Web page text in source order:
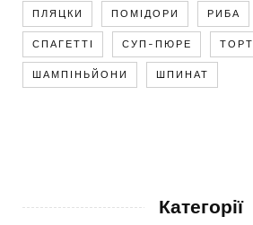
ПЛЯЦКИ ПОМІДОРИ РИБА
СПАГЕТТІ СУП-ПЮРЕ ТОРТ
ШАМПІНЬЙОНИ ШПИНАТ
Категорії